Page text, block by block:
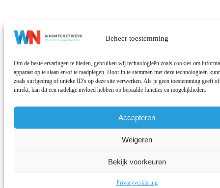
Beheer toestemming
Om de beste ervaringen te bieden, gebruiken wij technologieën zoals cookies om
apparaat op te slaan en/of te raadplegen. Door in te stemmen met deze technologieën
zoals surfgedrag of unieke ID's op deze site verwerken. Als je geen toestemming geeft
intrekt, kan dit een nadelige invloed hebben op bepaalde functies en mogelijkheden.
Accepteren
Weigeren
Bekijk voorkeuren
Privacyverklaring